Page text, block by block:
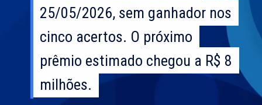
25/05/2026, sem ganhador nos
cinco acertos. O próximo
prêmio estimado chegou a R$ 8
milhões.
25/05/2026, sem ganhador nos
cinco acertos. O próximo
prêmio estimado chegou a R$ 8
milhões.